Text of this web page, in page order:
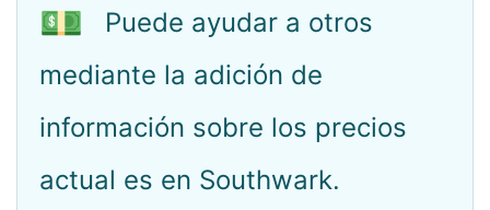
💵
Puede ayudar a otros
mediante la adición de
información sobre los precios
actual es en Southwark.